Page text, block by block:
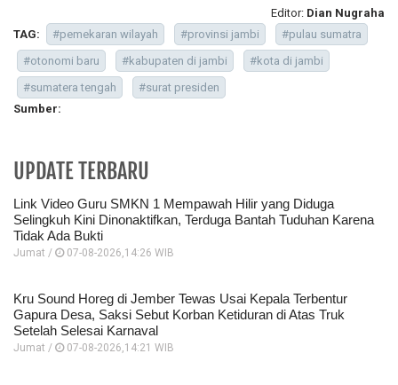
Editor: Dian Nugraha
TAG:
#pemekaran wilayah #provinsi jambi
#pulau sumatra
#otonomi baru
#kabupaten di jambi
#kota di jambi
#sumatera tengah
#surat presiden
Sumber:
UPDATE TERBARU
Link Video Guru SMKN 1 Mempawah Hilir yang Diduga
Selingkuh Kini Dinonaktifkan, Terduga Bantah Tuduhan Karena
Tidak Ada Bukti
Jumat / 07-08-2026,14:26 WIB
Kru Sound Horeg di Jember Tewas Usai Kepala Terbentur
Gapura Desa, Saksi Sebut Korban Ketiduran di Atas Truk
Setelah Selesai Karnaval
Jumat / 07-08-2026,14:21 WIB